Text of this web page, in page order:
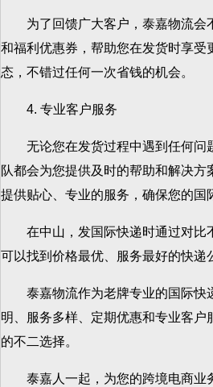
为了回馈广大客户，泰嘉物流会
和福利优惠券，帮助您在发货时享受
态，不错过任何一次省钱的机会。
4. 专业客户服务
无论您在发货过程中遇到任何问
队都会为您提供及时的帮助和解决方
提供贴心、专业的服务，确保您的国
在中山，发国际快递时通过对比
可以找到价格最优、服务最好的快递
泰嘉物流作为老牌专业的国际快
明、服务多样、定期优惠和专业客户
的不二选择。
泰嘉人一起，为您的跨境电商业